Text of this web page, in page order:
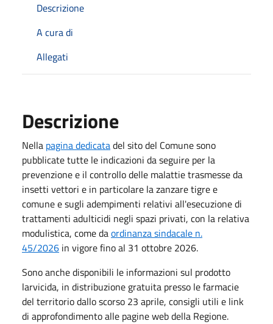
Descrizione
A cura di
Allegati
Descrizione
Nella pagina dedicatadel sito del Comune sono
pubblicate tutte le indicazioni da seguire per la
prevenzione e il controllo delle malattie trasmesse da
insetti vettori e in particolare la zanzare tigre e
comune e sugli adempimenti relativi all'esecuzione di
trattamenti adulticidi negli spazi privati, con la relativa
modulistica, come daordinanza sindacale n.
45/2026 in vigore fino al 31 ottobre 2026.
Sono anche disponibili le informazioni sul prodotto
larvicida, in distribuzione gratuita presso le farmacie
del territorio dallo scorso 23 aprile, consigli utili e link
di approfondimento alle pagine web della Regione.